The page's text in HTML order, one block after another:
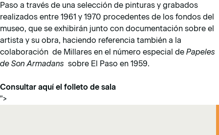
Paso a través de una selección de pinturas y grabados
realizados entre 1961 y 1970 procedentes de los fondos del
museo, que se exhibirán junto con documentación sobre el
artista y su obra, haciendo referencia también a la
colaboración de Millares en el número especial de Papeles
de Son Armadans sobre El Paso en 1959.
Consultar aquí el folleto de sala
">